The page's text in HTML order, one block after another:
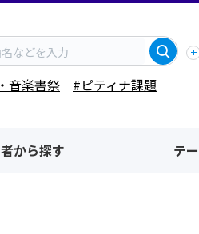
音楽書祭
#ピティナ課題
から探す テ